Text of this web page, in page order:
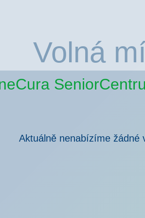
Volná
Aktuálně nenabízíme žádné